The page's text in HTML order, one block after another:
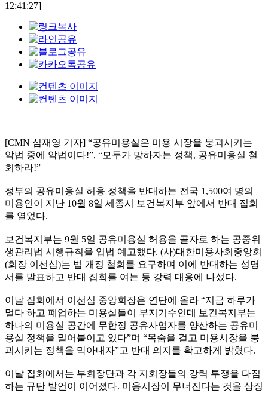
12:41:27]
[CMN 심재영 기자] “공유미용실은 미용 시장을 붕괴시키는
악법 중에 악법이다!”, “모두가 망하자는 정책, 공유미용실 철
회하라!”
정부의 공유미용실 허용 정책을 반대하는 전국 1,500여 명의
미용인이 지난 10월 8일 세종시 보건복지부 앞에서 반대 집회
를 열었다.
보건복지부는 9월 5일 공유미용실 허용을 골자로 하는 공중위
생관리법 시행규칙을 입법 예고했다. (사)대한미용사회중앙회
(회장 이선심)는 법 개정 철회를 요구하며 이에 반대하는 성명
서를 발표하고 반대 집회를 여는 등 강력 대응에 나섰다.
이날 집회에서 이선심 중앙회장은 연단에 올라 “지금 하루가
멀다 하고 폐업하는 미용실들이 부지기수인데 보건복지부는
하나의 미용실 공간에 무한정 공유사업자를 양산하는 공유미
용실 정책을 밀어붙이고 있다”며 “목숨을 걸고 미용시장을 붕
괴시키는 정책을 막아내자”고 반대 의지를 확고하게 밝혔다.
이날 집회에서는 부회장단과 각 지회장들의 강력 투쟁을 다짐
하는 규탄 발언이 이어졌다. 미용시장이 무너진다는 것을 상징